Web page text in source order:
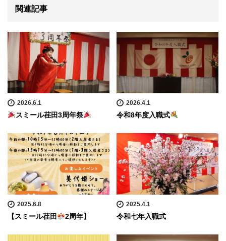
関連記事
2026.6.1
スミール荏田3周年祭
2026.4.1
令和8年度入職式
2025.6.8
【スミール荏田 2周年】
2025.4.1
令和七年入職式